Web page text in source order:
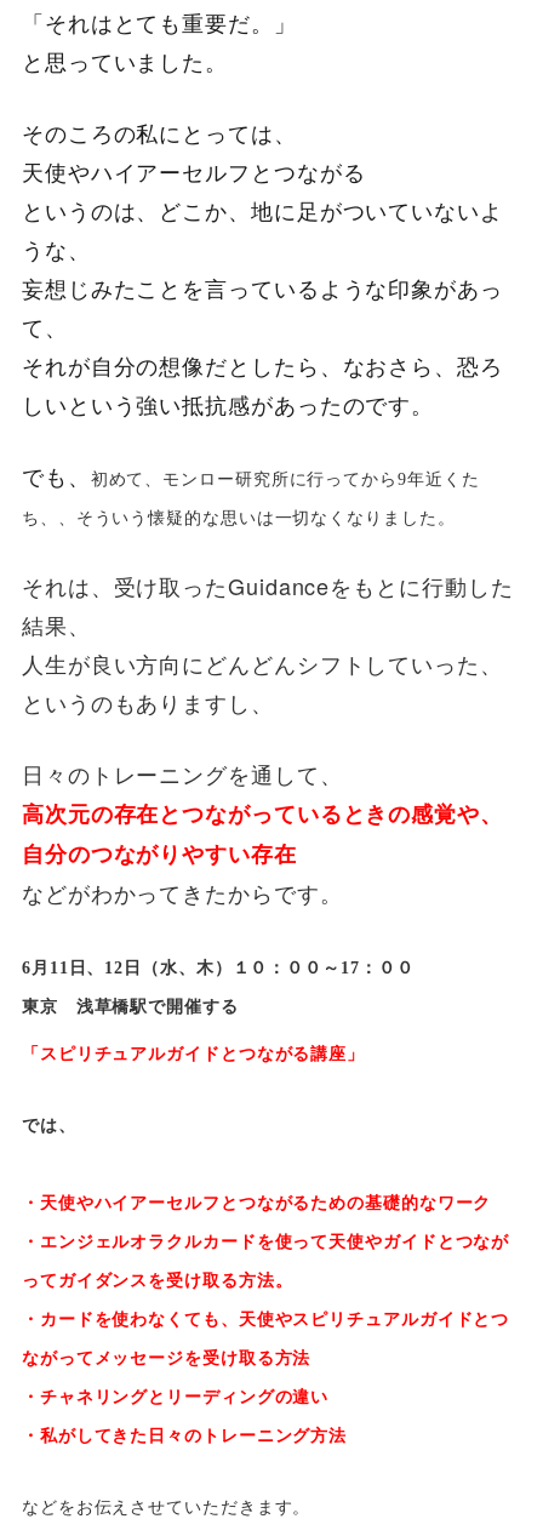
「それはとても重要だ。」
と思っていました。
そのころの私にとっては、
天使やハイアーセルフとつながる
というのは、どこか、地に足がついていないよ
うな、
妄想じみたことを言っているような印象があっ
て、
それが自分の想像だとしたら、なおさら、恐ろ
しいという強い抵抗感があったのです。
でも、 初めて、モンロー研究所に行ってから9年近くた
ち、 、そういう懐疑的な思いは一切なくなりました。
それは、受け取ったGuidanceをもとに行動した
結果、
人生が良い方向にどんどんシフトしていった、
というのもありますし、
日々のトレーニングを通して、
高次元の存在とつながっているときの感覚や、
自分のつながりやすい存在
などがわかってきたからです。
6月11日、12日（水、木）１０：００～17：００
東京 浅草橋駅で開催する
「スピリチュアルガイドとつながる講座」
では、
・天使やハイアーセルフとつながるための基礎的なワーク
・エンジェルオラクルカードを使って天使やガイドとつなが
ってガイダンスを受け取る方法。
・カードを使わなくても、天使やスピリチュアルガイドとつ
ながってメッセージを受け取る方法
・チャネリングとリーディングの違い
・私がしてきた日々のトレーニング方法
などをお伝えさせていただきます。